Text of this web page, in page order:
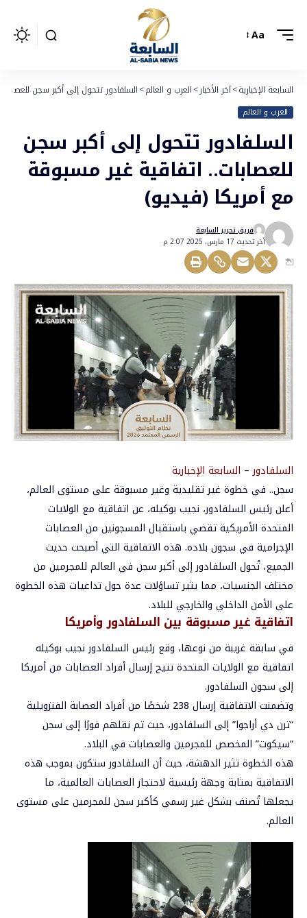
Aa
السابعة الإخبارية>آخر الأخبار>العرب و العالم>السلفادور تتحول إلى أكبر سجن
العرب و العالم
السلفادور تتحول إلى أكبر سجن
للعصابات.. اتفاقية غير مسبوقة
مع أمريكا (فيديو)
أخر تحديث 17 مارس، 2025 2:07 م
فريق تحرير السابعة
السلفادور– السابعة الإخبارية
سجن.. في خطوة غير تقليدية وغير مسبوقة على مستوى العالم،
أعلن رئيس السلفادور، نجيب بوكيله، عن اتفاقية مع الولايات
المتحدة الأمريكية تقضي باستقبال المسجونين من العصابات
الإجرامية في سجون بلاده. هذه الاتفاقية التي أصبحت حديث
الجميع، تُحول السلفادور إلى أكبر سجن في العالم للمجرمين من
مختلف الجنسيات، مما يثير تساؤلات عدة حول تداعيات هذه الخطوة
على الأمن الداخلي والخارجي للبلاد.
اتفاقية غير مسبوقة بين السلفادور وأمريكا
في سابقة غريبة من نوعها، وقع رئيس السلفادور نجيب بوكيله
اتفاقية مع الولايات المتحدةتتيح إرسال أفراد العصابات من أمريكا
إلى سجون السلفادور.
وتضمنت الاتفاقية إرسال 238 شخصًا من أفراد العصابة الفنزويلية
“ترن دي أراجوا” إلى السلفادور، حيث تم نقلهم فورًا إلى سجن
“سيكوت” المخصص للمجرمين والعصابات في البلاد.
هذه الخطوة تثير الدهشة، حيث أن السلفادور ستكون بموجب هذه
الاتفاقية بمثابة وجهة رئيسية لاحتجاز العصابات العالمية، ما
يجعلها تُصنف بشكل غير رسمي كأكبر سجن للمجرمين على مستوى
العالم.